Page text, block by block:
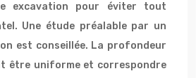
excavation pour éviter tout
Une étude préalable par un
est conseillée. La profondeur
être uniforme et correspondre